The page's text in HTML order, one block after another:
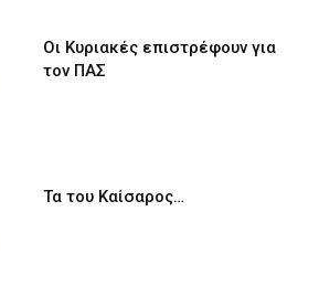
Οι Κυριακές επιστρέφουν για
τον ΠΑΣ
Τα του Καίσαρος…